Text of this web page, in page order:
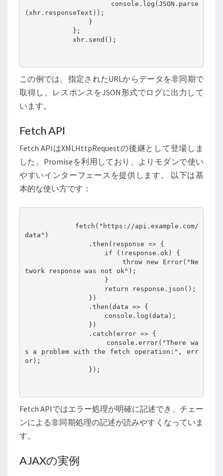
(xhr.responseText));
この例では、指定されたURLからデータを非同期で
取得し、レスポンスをJSON形式でログに出力して
います。
Fetch API
Fetch APIはXMLHttpRequestの後継として登場しま
した。Promiseを利用しており、よりモダンで使い
やすいインターフェースを提供します。 以下は基
本的な使い方です：
data")
                        throw new Error("Ne
twork response was not ok");
s a problem with the fetch operation:", err
or);
Fetch APIではエラー処理が明確に記述でき、チェー
ンによる非同期処理の記述が読みやすくなっていま
す。
AJAXの実例